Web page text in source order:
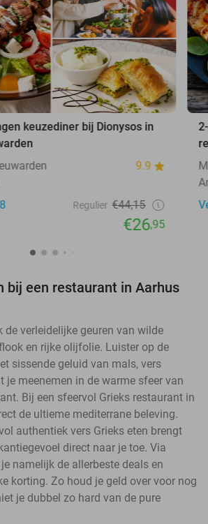
keuzediner bij Dionysos in
9.9
Regulier €44,15
€26,95
bij een restaurant in Aarhus
de verleidelijke geuren van wilde
en rijke olijfolie. Luister op de
sissende geluid van mals, vers
je meenemen in de warme sfeer van
Bij een sfeervol Grieks restaurant in
de ultieme mediterrane beleving.
authentiek vers Grieks eten brengt
direct naar je toe. Via
namelijk de allerbeste deals en
korting. Zo houd je geld over voor nog
je dubbel zo hard van de pure